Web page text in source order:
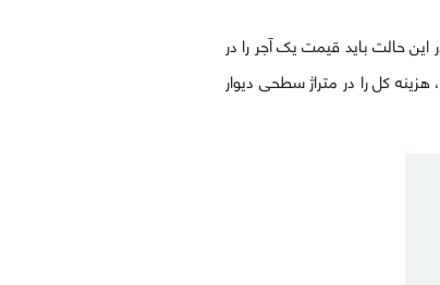
(با بندکشی ۱ سانتی‌متری)، نیاز خواهد بود. در این حالت باید قیمت یک آجر را در
هزینه کل را در متراژ سطحی دیوار